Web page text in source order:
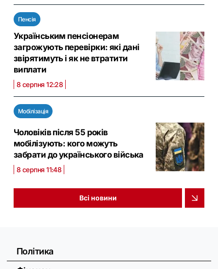
Пенсія
Українським пенсіонерам
загрожують перевірки: які дані
звірятимуть і як не втратити
виплати
8 серпня 12:28
Мобілізація
Чоловіків після 55 років
мобілізують: кого можуть
забрати до українського війська
8 серпня 11:48
Всі новини
Політика